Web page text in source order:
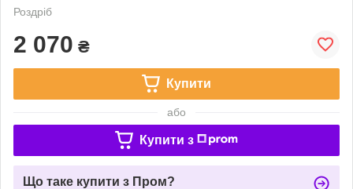
Роздріб
2 070 ₴
Купити
або
Купити з
Що таке купити з Пром?